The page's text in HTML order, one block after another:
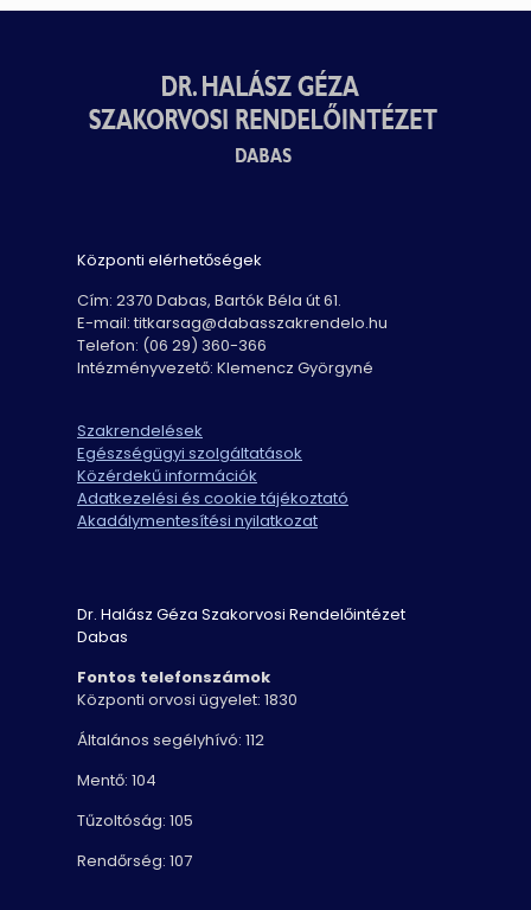
Központi elérhetőségek
Cím: 2370 Dabas, Bartók Béla út 61.
E-mail: titkarsag@dabasszakrendelo.hu
Telefon: (06 29) 360-366
Intézményvezető: Klemencz Györgyné
Szakrendelések
Egészségügyi szolgáltatások
Közérdekű információk
Adatkezelési és cookie tájékoztató
Akadálymentesítési nyilatkozat
Dr. Halász Géza Szakorvosi Rendelőintézet
Dabas
Fontos telefonszámok
Központi orvosi ügyelet: 1830
Általános segélyhívó: 112
Mentő: 104
Tűzoltóság: 105
Rendőrség: 107